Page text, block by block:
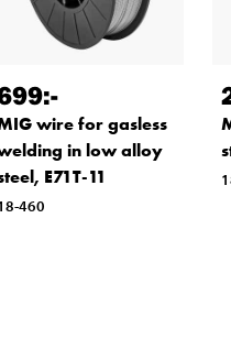
:-
wire for gasless
in low alloy
E71T-11
460